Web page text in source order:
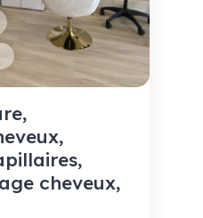
cheveux,